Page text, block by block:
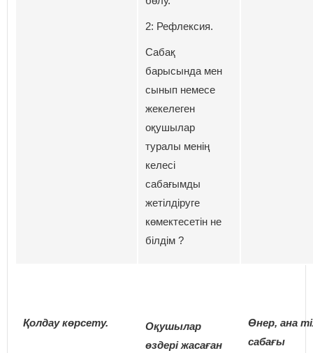
2: Рефлексия.
Сабақ
барысында мен
сынып немесе
жекелеген
оқушылар
туралы менің
келесі
сабағымды
жетілдіруге
көмектесетін не
білдім ?
Қолдау көрсету.
Оқушылар
өздері жасаған
Өнер, ана
сабағы